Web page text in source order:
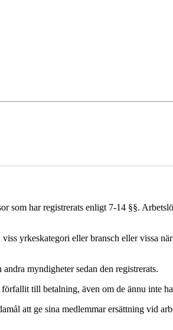
som har registrerats enligt 7-14 §§.
yrkeskategori eller bransch eller vissa
myndigheter sedan den registrerats.
till betalning, även om de ännu inte
att ge sina medlemmar ersättning vid